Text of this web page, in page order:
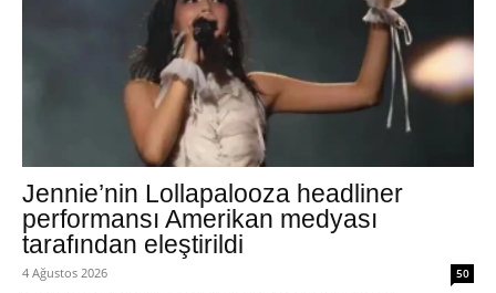
Jennie’nin Lollapalooza headliner
performansı Amerikan medyası
tarafından eleştirildi
4 Ağustos 2026 50